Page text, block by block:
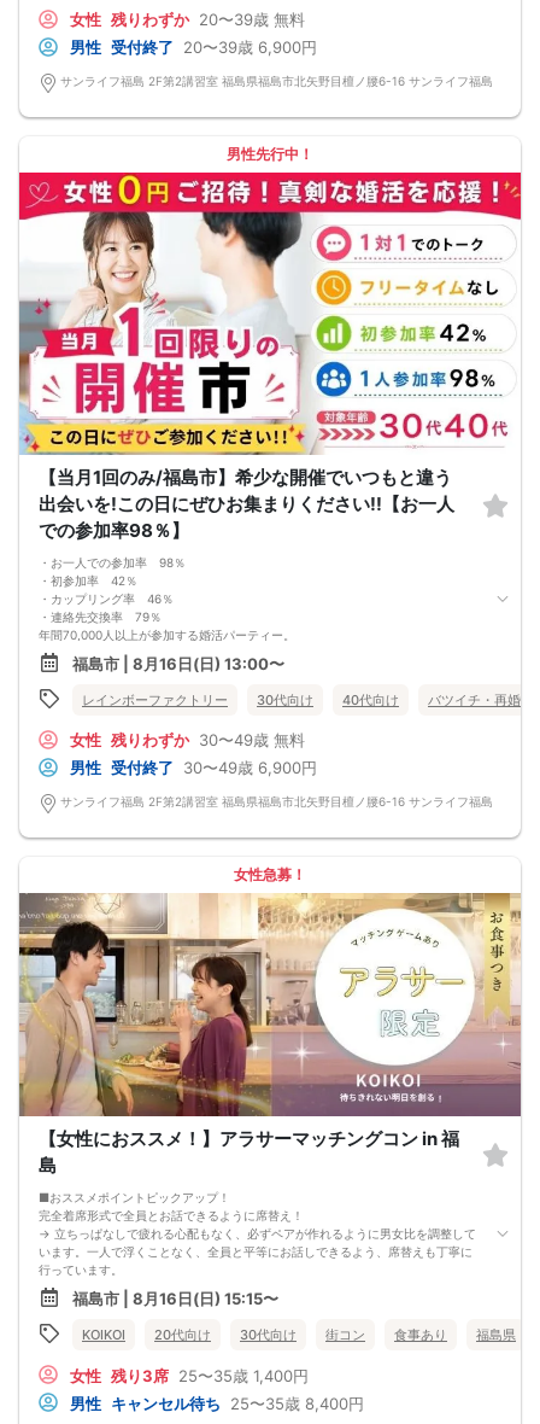
Q：服装は？
A：皆様カジュアルな服装でご参加されています。
Q：参加費の支払い方法は？
A：当日に受付にてお支払いいただきます。（参加費は現金払いのみです）
Q：持ち物は？
ルでお送りします。必ずレインボーファクトリーのメールアドレスを受信許可設
定してください。（お申し込み後、オミカレから届くメールにレインボーファク
トリーのメールアドレスが記載されています。）
・本人様確認について
受付にて公的な本人確認書類（免許証、保険証など）をご提示いただきますの
で、ご予約時は必ず本名をご入力ください。
・遅刻について
遅刻は他の参加者様のご迷惑となるため、厳禁です。お時間に余裕を持ってお越
しください。
・中止判断タイミング・中止連絡
最少催行人数に満たない場合など、ご予約状況により、開催を中止する場合がご
ざいます。その場合、開催時刻の最大90分前までにご連絡いたします。※ただし、
90分前を切って急なご予約のキャンセルや天災等が発生した場合はこの限りでは
ありません。開催中止となった場合のご連絡は、ご登録のメールアドレスへお送
りいたします。
・男女比について
男女差が2名以内程度になるよう人数調整を行っておりますが、ご予約のキャンセ
ル等によりバランスが崩れる場合がございます。バランスが崩れたことによる返
金等は一切ございませんので予めご了承ください。
・人数について
最大催行人数：ご予約人数18名程度
・飲食について
当イベントにおいて飲食の提供はございません。
・保証制度について
直前のキャンセル等により上記の最少催行人数を下回った場合、参加費を全額返
金し、無償での開催を行います。
女性 残りわずか 20〜39歳 無料
男性 受付終了 20〜39歳 6,900円
サンライフ福島 2F第2講習室 福島県福島市北矢野目檀ノ腰6-16 サンライフ福島
男性先行中！
【当月1回のみ/福島市】希少な開催でいつもと違う
出会いを!この日にぜひお集まりください!!【お一人
での参加率98％】
・お一人での参加率 98％
・初参加率 42％
・カップリング率 46％
・連絡先交換率 79％
年間70,000人以上が参加する婚活パーティー。
お一人で参加されることを考えたスタイルで、98％の方がお一人で参加されてい
ます。
真剣に婚活されている方だけを対象とした小規模な婚活イベントで、空いた時間
を利用してお気軽に婚活が可能です。
Q：服装は？
A：皆様カジュアルな服装でご参加されています。
Q：参加費の支払い方法は？
A：当日に受付にてお支払いいただきます。（参加費は現金払いのみです）
Q：持ち物は？
ルでお送りします。必ずレインボーファクトリーのメールアドレスを受信許可設
定してください。（お申し込み後、オミカレから届くメールにレインボーファク
トリーのメールアドレスが記載されています。）
・本人様確認について
受付にて公的な本人確認書類（免許証、保険証など）をご提示いただきますの
で、ご予約時は必ず本名をご入力ください。
・遅刻について
遅刻は他の参加者様のご迷惑となるため、厳禁です。お時間に余裕を持ってお越
しください。
・中止判断タイミング・中止連絡
最少催行人数に満たない場合など、ご予約状況により、開催を中止する場合がご
ざいます。その場合、開催時刻の最大90分前までにご連絡いたします。※ただし、
ありません。開催中止となった場合のご連絡は、ご登録のメールアドレスへお送
りいたします。
・男女比について
男女差が2名以内程度になるよう人数調整を行っておりますが、ご予約のキャンセ
ル等によりバランスが崩れる場合がございます。バランスが崩れたことによる返
金等は一切ございませんので予めご了承ください。
・人数について
最少催行人数：ご予約人数4名以上
最大催行人数：ご予約人数18名程度
・飲食について
当イベントにおいて飲食の提供はございません。
・保証制度について
金し、無償での開催を行います。
福島市 | 8月16日(日) 13:00〜
レインボーファクトリー 30代向け 40代向け バツイチ・再婚
女性 残りわずか 30〜49歳 無料
男性 受付終了 30〜49歳 6,900円
サンライフ福島 2F第2講習室 福島県福島市北矢野目檀ノ腰6-16 サンライフ福島
女性急募！
【女性におススメ！】アラサーマッチングコン in 福
島
■おススメポイントピックアップ！
完全着席形式で全員とお話できるように席替え！
→ 立ちっぱなしで疲れる心配もなく、必ずペアが作れるように男女比を調整して
います。一人で浮くことなく、全員と平等にお話しできるよう、席替えも丁寧に
行っています。
会話を盛り上げるプロフィールシート！
→ 趣味や好みからスムーズに会話がスタート！「何を話そう…」と悩むことな
く、共通の話題で盛り上がれます。
自然なつながりをサポートするマッチングゲーム開催！
返却されるので安心です。
■最少催行人数
男女2対2
福島市 | 8月16日(日) 15:15〜
KOIKOI 20代向け 30代向け 街コン 食事あり 福島県
女性 残り3席 25〜35歳 1,400円
男性 キャンセル待ち 25〜35歳 8,400円